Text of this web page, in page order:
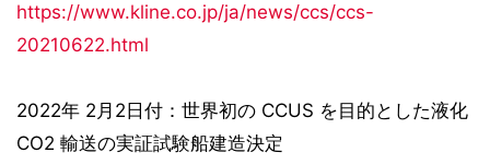
https://www.kline.co.jp/ja/news/ccs/ccs-
20210622.html
2022年 2月2日付：世界初の CCUS を目的とした液化
CO2 輸送の実証試験船建造決定